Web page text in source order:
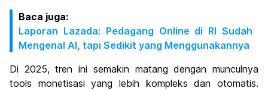
Baca juga:
Laporan Lazada: Pedagang Online di RI Sudah
Mengenal AI, tapi Sedikit yang Menggunakannya
Di 2025, tren ini semakin matang dengan munculnya
tools monetisasi yang lebih kompleks dan otomatis.